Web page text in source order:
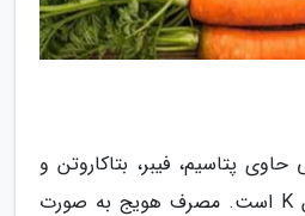
پتاسیم، فیبر، بتاکاروتن و
آنتی اکسیدان و ویتامین K است. مصرف هویج به صورت